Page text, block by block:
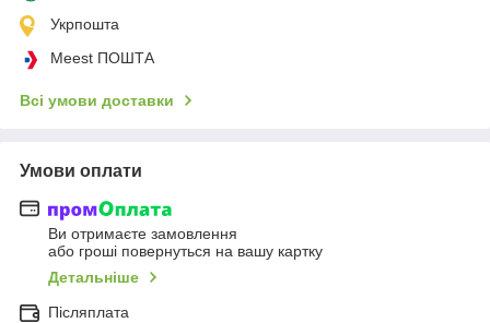
Укрпошта
Meest ПОШТА
Всі умови доставки
Умови оплати
Ви отримаєте замовлення
або гроші повернуться на вашу картку
Детальніше
Післяплата